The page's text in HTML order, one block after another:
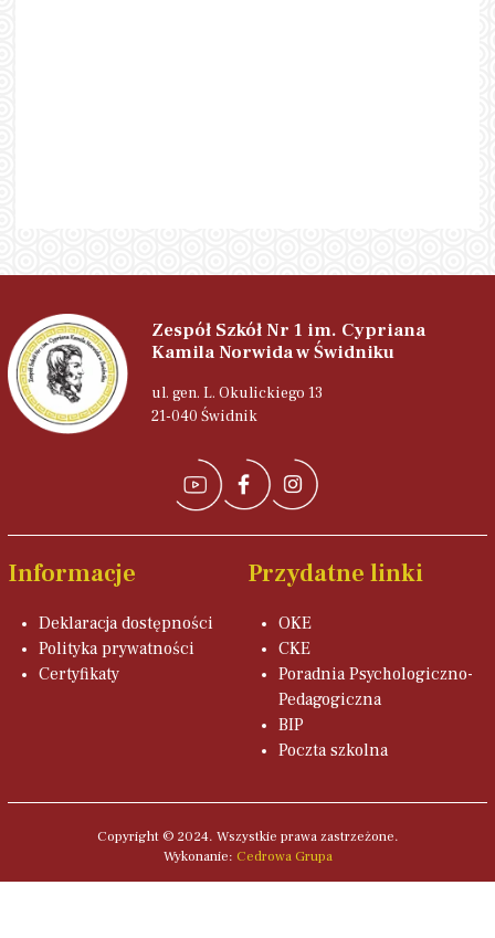
Zespół Szkół Nr 1 im. Cypriana
Kamila Norwida w Świdniku
ul. gen. L. Okulickiego 13
21-040 Świdnik
Informacje
Deklaracja dostępności
Polityka prywatności
Certyfikaty
Przydatne linki
OKE
CKE
Poradnia Psychologiczno-
Pedagogiczna
BIP
Poczta szkolna
Copyright © 2024. Wszystkie prawa zastrzeżone.
Wykonanie: Cedrowa Grupa